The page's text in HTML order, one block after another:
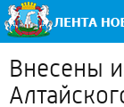
Внесены